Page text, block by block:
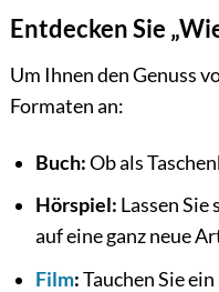
Entdecken Sie
Um Ihnen den Genuss
Formaten an:
Buch:Ob als
Hörspiel: Lassen
auf eine ganz neue
Film:Tauchen Sie